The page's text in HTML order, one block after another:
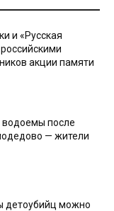
и «Русская
акции памяти
после
— жители
детоубийц можно